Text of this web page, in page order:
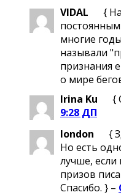
VIDAL
{
многие
называли
признания
о мире
Irina Ku
{
9:28 ДП
london
{
Но есть
лучше,
призов
Спасибо. } –